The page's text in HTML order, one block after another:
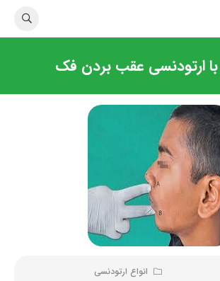
با ارتودنسی عقب بردن فک
انواع ارتودنسی